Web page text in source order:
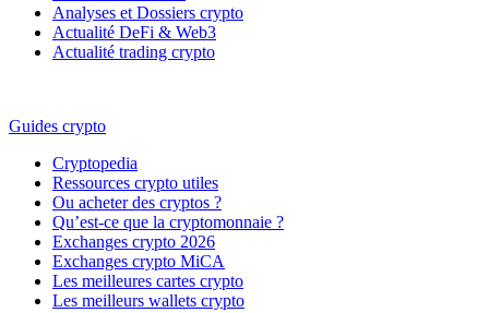
Analyses et Dossiers crypto
Actualité DeFi & Web3
Actualité trading crypto
Guides crypto
Cryptopedia
Ressources crypto utiles
Ou acheter des cryptos ?
Qu’est-ce que la cryptomonnaie ?
Exchanges crypto 2026
Exchanges crypto MiCA
Les meilleures cartes crypto
Les meilleurs wallets crypto